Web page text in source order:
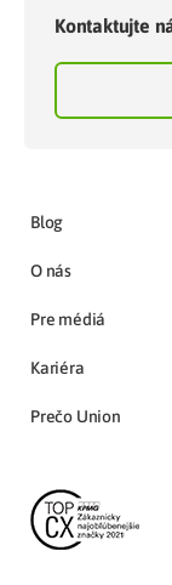
Kontaktujte
Blog
O nás
Pre médiá
Kariéra
Prečo Union